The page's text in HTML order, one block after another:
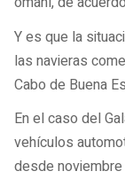
Y es que la
las navieras
Cabo de Buena
En el caso del
vehículos
desde